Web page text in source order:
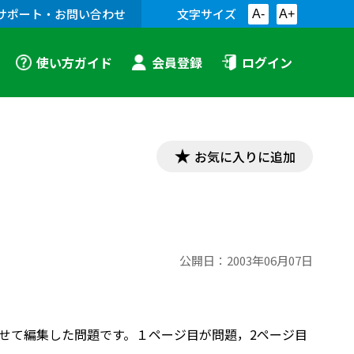
ポート・お問い合わせ 文字サイズ A- A+
使い方ガイド 会員登録 ログイン
お気に入りに追加
公開日： 2003年06月07日
編集した問題です。１ページ目が問題，2ページ目